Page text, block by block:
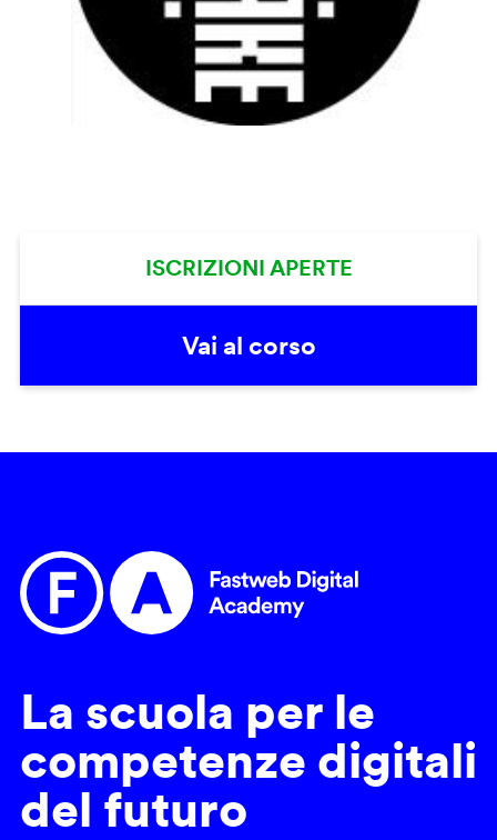
ISCRIZIONI APERTE
Vai al corso
La scuola per le
competenze digitali
del futuro